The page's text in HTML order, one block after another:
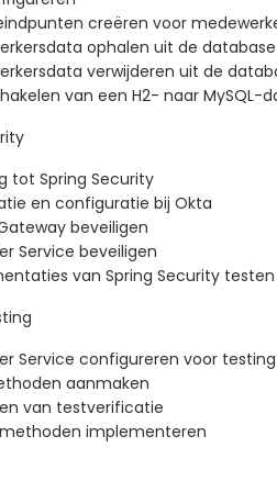
creëren voor
ophalen uit de database
verwijderen uit de
van een H2- naar MySQL-
tot Spring Security
en configuratie bij Okta
beveiligen
Service beveiligen
van Spring Security testen
Service configureren voor testing
aanmaken
van testverificatie
implementeren